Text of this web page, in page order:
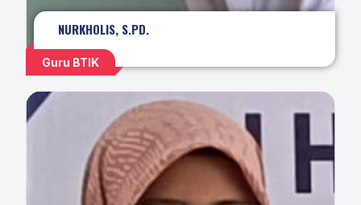
NURKHOLIS, S.PD.
Guru BTIK